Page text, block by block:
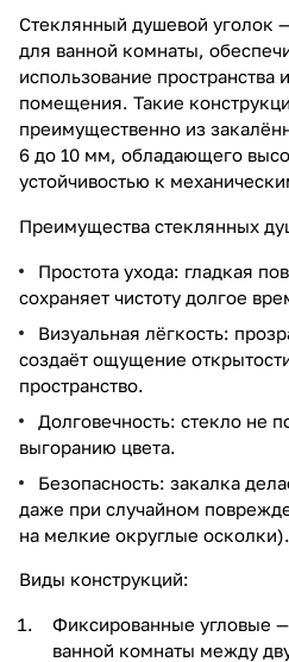
Стеклянный душевой уголок
для ванной комнаты,
использование
помещения. Такие
преимущественно из
6 до 10 мм, обладающего
устойчивостью к
Преимущества стеклянных
Простота ухода: гладкая
сохраняет чистоту долгое
Визуальная лёгкость:
создаёт ощущение
пространство.
Долговечность: стекло не
выгоранию цвета.
Безопасность: закалка
даже при случайном
на мелкие округлые осколки).
Виды конструкций:
Фиксированные угловые —
ванной комнаты между